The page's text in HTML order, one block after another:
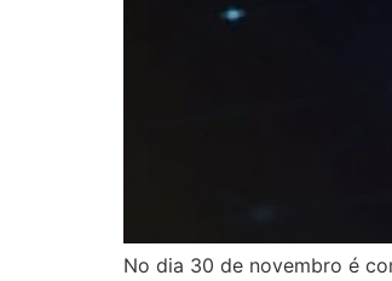
No dia 30 de novembro é